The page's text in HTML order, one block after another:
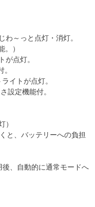
～っと点灯・消灯。
。）
点灯。
イトが点灯。
設定機能付。
）
と、バッテリーへの負担
後、自動的に通常モードへ